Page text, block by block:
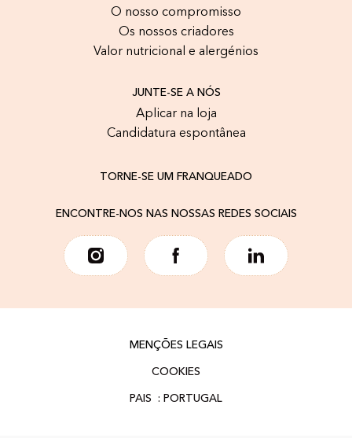
O nosso compromisso
Os nossos criadores
Valor nutricional e alergénios
JUNTE-SE A NÓS
Aplicar na loja
Candidatura espontânea
TORNE-SE UM FRANQUEADO
ENCONTRE-NOS NAS NOSSAS REDES SOCIAIS
MENÇÕES LEGAIS
COOKIES